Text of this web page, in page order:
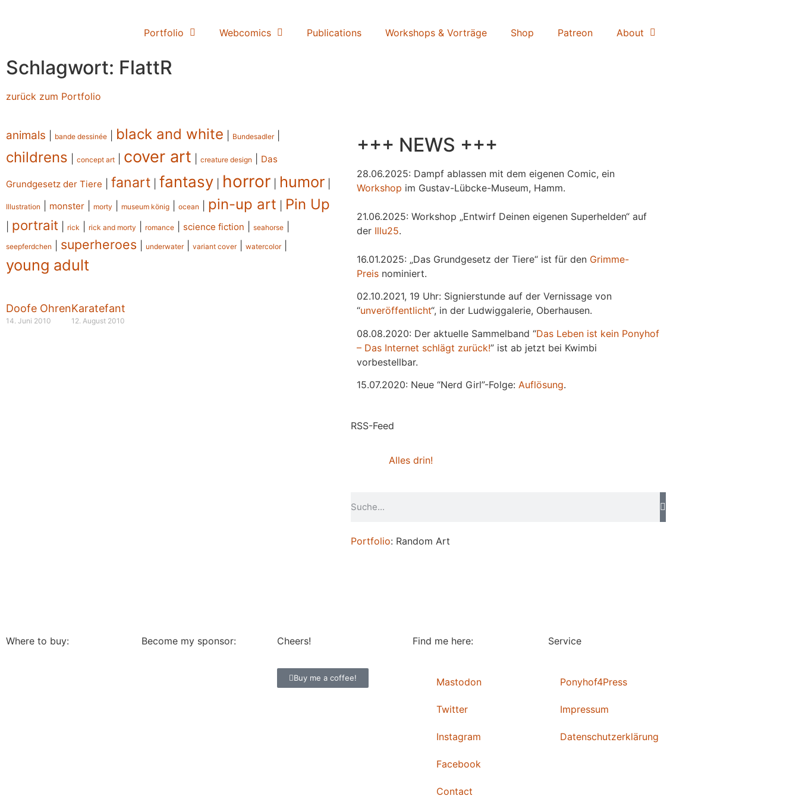
Portfolio Webcomics Publications Workshops & Vorträge Shop Patreon About
Schlagwort: FlattR
zurück zum Portfolio
animals bande dessinée black and white Bundesadler|
childrens concept art cover art creature design Das
Grundgesetz der Tiere fanart fantasy horror humor
Illustration monster morty museum könig ocean pin-up art Pin Up
portrait rick rick and morty romance science fiction seahorse
seepferdchen superheroes underwater| variant cover| watercolor|
young adult
Doofe Ohren
14. Juni 2010
Karatefant
12. August 2010
+++ NEWS +++
28.06.2025: Dampf ablassen mit dem eigenen Comic, ein
Workshop im Gustav-Lübcke-Museum, Hamm.
21.06.2025: Workshop „Entwirf Deinen eigenen Superhelden“ auf
der Illu25.
16.01.2025: „Das Grundgesetz der Tiere“ ist für den Grimme-
Preis nominiert.
02.10.2021, 19 Uhr: Signierstunde auf der Vernissage von
“unveröffentlicht“, in der Ludwiggalerie, Oberhausen.
08.08.2020: Der aktuelle Sammelband “Das Leben ist kein Ponyhof
– Das Internet schlägt zurück!” ist ab jetzt bei Kwimbi
vorbestellbar.
15.07.2020: Neue “Nerd Girl”-Folge: Auflösung.
RSS-Feed
Alles drin!
Portfolio: Random Art
Where to buy: Become my sponsor: Cheers!
Buy me a coffee!
Find me here:
Mastodon
Twitter
Instagram
Facebook
Contact
Service
Ponyhof4Press
Impressum
Datenschutzerklärung